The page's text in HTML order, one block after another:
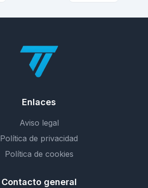
Enlaces
Aviso legal
Política de privacidad
Política de cookies
Contacto general